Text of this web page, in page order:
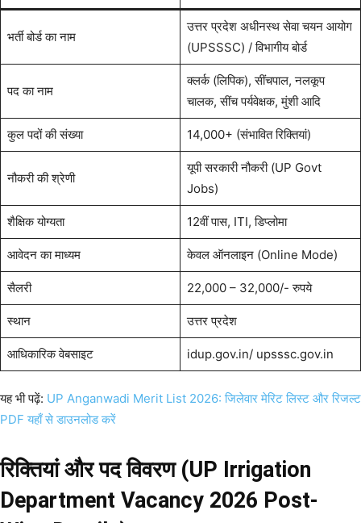
भर्ती बोर्ड का नाम
उत्तर प्रदेश अधीनस्थ सेवा चयन आयोग
(UPSSSC) / विभागीय बोर्ड
पद का नाम
क्लर्क (लिपिक), सींचपाल, नलकूप
चालक, सींच पर्यवेक्षक, मुंशी आदि
कुल पदों की संख्या 14,000+ (संभावित रिक्तियां)
नौकरी की श्रेणी
यूपी सरकारी नौकरी (UP Govt
Jobs)
शैक्षिक योग्यता 12वीं पास, ITI, डिप्लोमा
आवेदन का माध्यम केवल ऑनलाइन (Online Mode)
सैलरी 22,000 – 32,000/- रुपये
स्थान उत्तर प्रदेश
आधिकारिक वेबसाइट idup.gov.in/ upsssc.gov.in
यह भी पढ़ें: UP Anganwadi Merit List 2026: जिलेवार मेरिट लिस्ट और रिजल्ट
PDF यहाँ से डाउनलोड करें
रिक्तियां और पद विवरण (UP Irrigation
Department Vacancy 2026 Post-